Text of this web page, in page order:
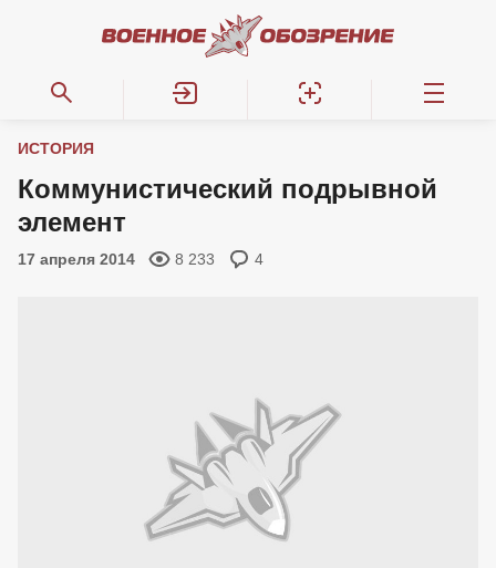
ИСТОРИЯ
Коммунистический подрывной
элемент
17 апреля 2014 8 233 4